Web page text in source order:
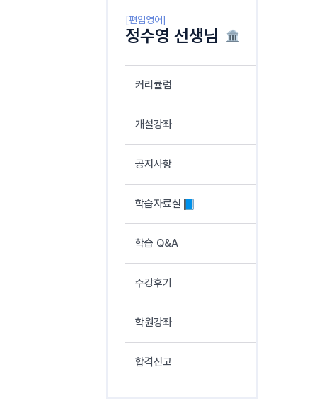
[편입영어]
정수영 선생님
커리큘럼
개설강좌
공지사항
학습자료실
학습 Q&A
수강후기
학원강좌
합격신고